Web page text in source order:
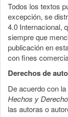
Todos los textos
excepción, se
4.0 Internacional,
siempre que
publicación en
con fines
Derechos de
De acuerdo con
Hechos y
las autoras o